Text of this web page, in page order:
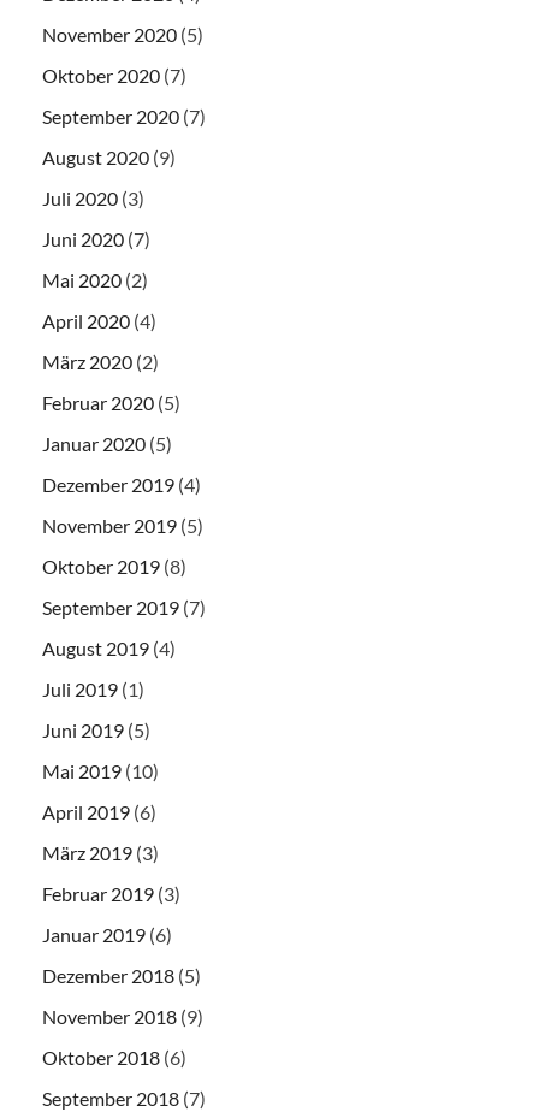
November 2020 (5)
Oktober 2020 (7)
September 2020 (7)
August 2020 (9)
Juli 2020 (3)
Juni 2020 (7)
Mai 2020 (2)
April 2020 (4)
März 2020 (2)
Februar 2020 (5)
Januar 2020 (5)
Dezember 2019 (4)
November 2019 (5)
Oktober 2019 (8)
September 2019 (7)
August 2019 (4)
Juli 2019 (1)
Juni 2019 (5)
Mai 2019 (10)
April 2019 (6)
März 2019 (3)
Februar 2019 (3)
Januar 2019 (6)
Dezember 2018 (5)
November 2018 (9)
Oktober 2018 (6)
September 2018 (7)